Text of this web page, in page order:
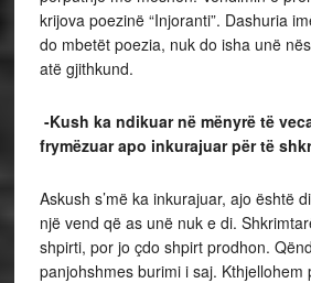
krijova poezinë “Injoranti”. Dashuria
do mbetët poezia, nuk do isha unë
atë gjithkund.
-Kush ka ndikuar në mënyrë të
frymëzuar apo inkurajuar për të
Askush s’më ka inkurajuar, ajo është
një vend që as unë nuk e di.
shpirti, por jo çdo shpirt prodhon.
panjohshmes burimi i saj. Kthjellohem